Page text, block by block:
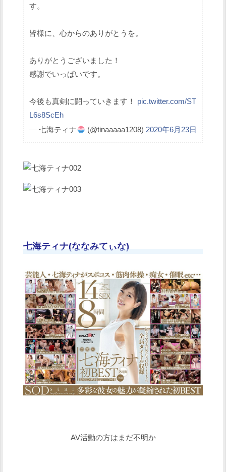
す。
皆様に、心からのありがとうを。
ありがとうございました！
感謝でいっぱいです。
今後も真剣に闘っていきます！ pic.twitter.com/ST
L6s8ScEh
— 七海ティナ
(@tinaaaaa1208) 2020年6月23日
七海ティナ(ななみてぃな)
AV活動の方はまだ不明か